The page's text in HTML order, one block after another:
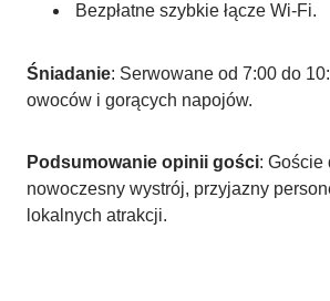
Bezpłatne szybkie łącze Wi-Fi.
Śniadanie: Serwowane od 7:00 do
owoców i gorących napojów.
Podsumowanie opinii gości: Goście
nowoczesny wystrój, przyjazny
lokalnych atrakcji.